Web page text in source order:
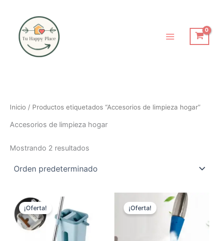
contenido
Inicio / Productos etiquetados “Accesorios de limpieza hogar”
Accesorios de limpieza hogar
Mostrando 2 resultados
¡Oferta!
El
precio
original
era:
$14.990.
actual
es:
$12.990.
¡Oferta!
El
precio
original
era:
$12.990.
$10.990.